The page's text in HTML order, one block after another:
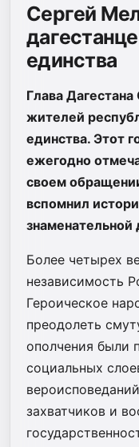
Сергей
единства
Глава
жителей
единства. Этот
ежегодно
своем
вспомнил
знаменательной
Более четырех
независимость
Героическое
преодолеть
ополчения были
социальных
захватчиков и